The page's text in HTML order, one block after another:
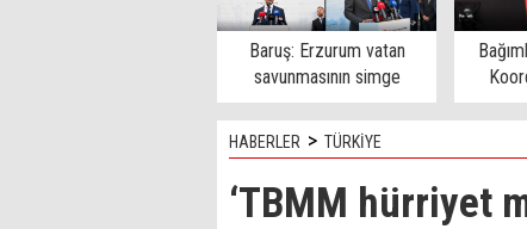
Baruş: Erzurum vatan
savunmasının simge
şehirlerinden
HABERLER > TÜRKİYE
‘TBMM hürriyet